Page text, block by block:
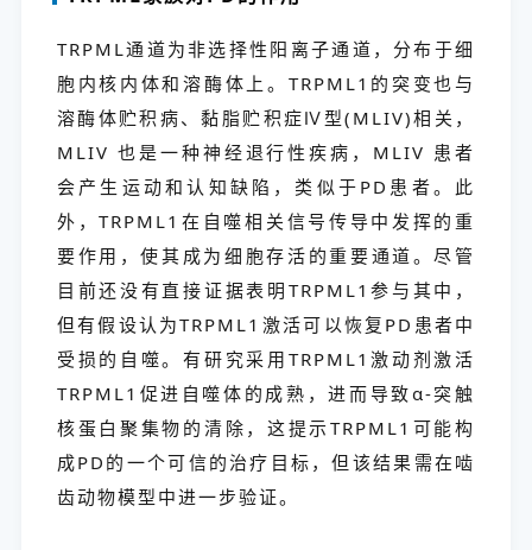
TRPML通道为非选择性阳离子通道，分布于细
胞内核内体和溶酶体上。TRPML1的突变也与
溶酶体贮积病、黏脂贮积症Ⅳ型(MLIV)相关，
MLIV 也是一种神经退行性疾病，MLIV 患者
会产生运动和认知缺陷，类似于PD患者。此
外，TRPML1在自噬相关信号传导中发挥的重
要作用，使其成为细胞存活的重要通道。尽管
目前还没有直接证据表明TRPML1参与其中，
但有假设认为TRPML1激活可以恢复PD患者中
受损的自噬。有研究采用TRPML1激动剂激活
TRPML1促进自噬体的成熟，进而导致α-突触
核蛋白聚集物的清除，这提示TRPML1可能构
成PD的一个可信的治疗目标，但该结果需在啮
齿动物模型中进一步验证。